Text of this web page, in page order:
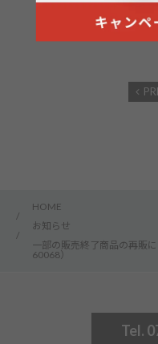
HOME
/
お知らせ
/
一部の販売終了商品の再販
60068）
Tel.